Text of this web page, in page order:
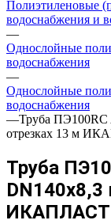
Полиэтиленовые
водоснабжения и
—
Однослойные
водоснабжения
—
Однослойные
водоснабжения
—Труба ПЭ100RC
отрезках 13 м
Труба
ИКАПЛАСТ